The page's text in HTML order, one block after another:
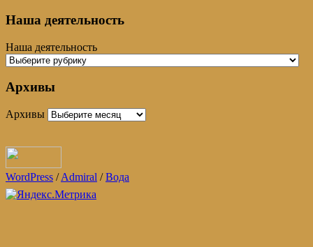
Наша деятельность
Наша деятельность
Архивы
Архивы
WordPress /Admiral /Вода